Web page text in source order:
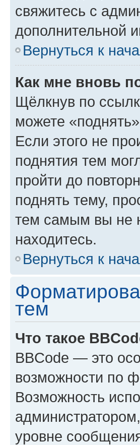
свяжитесь с
дополнительной
Вернуться к
Как мне вновь
Щёлкнув по
можете
Если этого не
поднятия тем
пройти до
поднять тему,
тем самым вы не
находитесь.
Вернуться к
тем
Что такое
BBCode — это
возможности по
Возможность
уровне